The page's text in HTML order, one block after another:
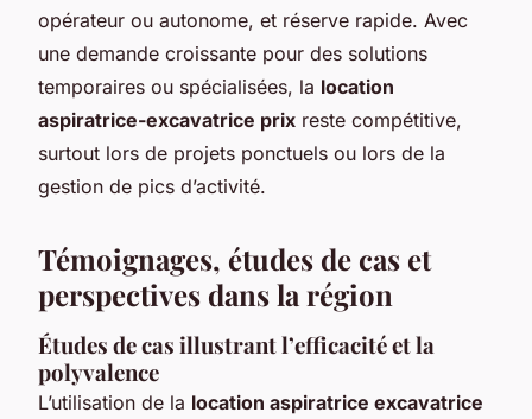
opérateur ou autonome, et réserve rapide. Avec
une demande croissante pour des solutions
temporaires ou spécialisées, la location
aspiratrice-excavatrice prix reste compétitive,
surtout lors de projets ponctuels ou lors de la
gestion de pics d’activité.
Témoignages, études de cas et
perspectives dans la région
Études de cas illustrant l’efficacité et la
polyvalence
L’utilisation de la location aspiratrice excavatrice